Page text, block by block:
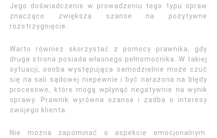
Jego doświadczenie w prowadzeniu tego typu spraw
znacząco zwiększa szanse na pozytywne
rozstrzygnięcie.
Warto również skorzystać z pomocy prawnika, gdy
druga strona posiada własnego pełnomocnika. W takiej
sytuacji, osoba występująca samodzielnie może czuć
się na sali sądowej niepewnie i być narażona na błędy
procesowe, które mogą wpłynąć negatywnie na wynik
sprawy. Prawnik wyrówna szanse i zadba o interesy
swojego klienta.
Nie można zapominać o aspekcie emocjonalnym.